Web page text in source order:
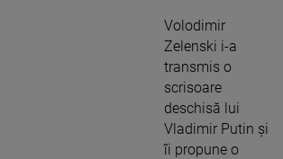
Volodimir
Zelenski i-a
transmis o
scrisoare
deschisă lui
Vladimir Putin și
îi propune o